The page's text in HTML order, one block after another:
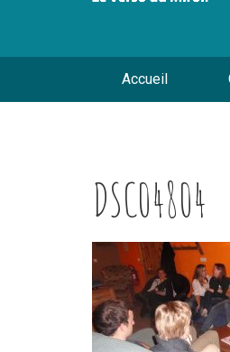
Accueil
DSC04804